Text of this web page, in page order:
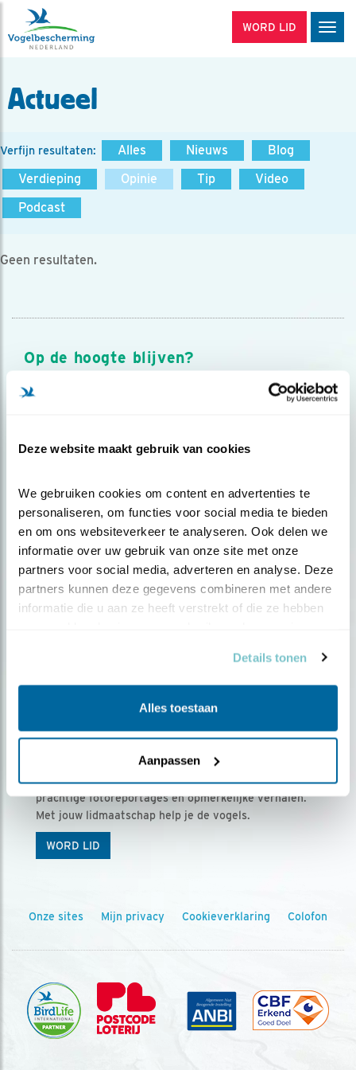
Deze website maakt gebruik van cookies
We gebruiken cookies om content en advertenties te
personaliseren, om functies voor social media te bieden
en om ons websiteverkeer te analyseren. Ook delen we
informatie over uw gebruik van onze site met onze
partners voor social media, adverteren en analyse. Deze
partners kunnen deze gegevens combineren met andere
informatie die u aan ze heeft verstrekt of die ze hebben
Details tonen
Alles toestaan
Aanpassen
WORD LID
Actueel
Verfijn resultaten: Alles Nieuws
Blog
Verdieping
Opinie Tip
Video
Podcast
Geen resultaten.
Op de hoogte blijven?
Meld je aan en ontvang nieuws, inspiratie, acties en tips
over vogels en activiteiten van Vogelbescherming.
Ontvang 5 x Vogels voor € 36,00 per jaar
Vogels is het tijdschrift voor onze leden, met
prachtige fotoreportages en opmerkelijke verhalen.
Met jouw lidmaatschap help je de vogels.
WORD LID
Onze sites Mijn privacy Cookieverklaring Colofon